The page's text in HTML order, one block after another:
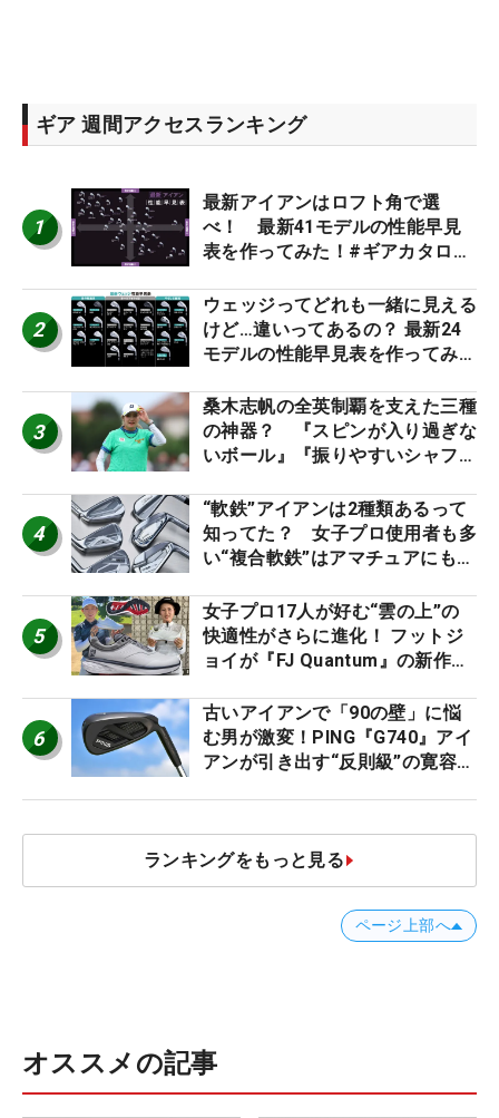
ギア 週間アクセスランキング
1
最新アイアンはロフト角で選
べ！ 最新41モデルの性能早見
表を作ってみた！#ギアカタログ
2
ウェッジってどれも一緒に見える
けど…違いってあるの？ 最新24
モデルの性能早見表を作ってみ
3
桑木志帆の全英制覇を支えた三種
の神器？ 『スピンが入り過ぎな
いボール』『振りやすいシャフ
ー』 #女子プロセッティング
4
“軟鉄”アイアンは2種類あるって
知ってた？ 女子プロ使用者も多
い“複合軟鉄”はアマチュアにもオ
5
女子プロ17人が好む“雲の上”の
快適性がさらに進化！ フットジ
ョイが『FJ Quantum』の新作を
6
古いアイアンで「90の壁」に悩
む男が激変！PING『G740』アイ
アンが引き出す“反則級”の寛容性
ランキングをもっと見る
ページ上部へ
オススメの記事